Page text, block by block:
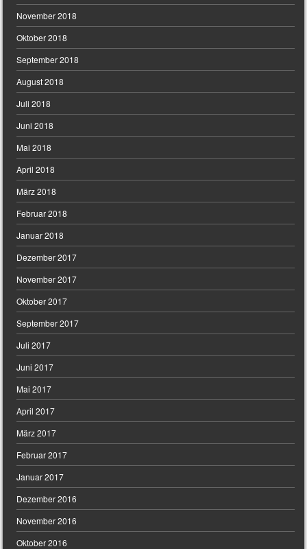
November 2018
Oktober 2018
September 2018
August 2018
Juli 2018
Juni 2018
Mai 2018
April 2018
März 2018
Februar 2018
Januar 2018
Dezember 2017
November 2017
Oktober 2017
September 2017
Juli 2017
Juni 2017
Mai 2017
April 2017
März 2017
Februar 2017
Januar 2017
Dezember 2016
November 2016
Oktober 2016